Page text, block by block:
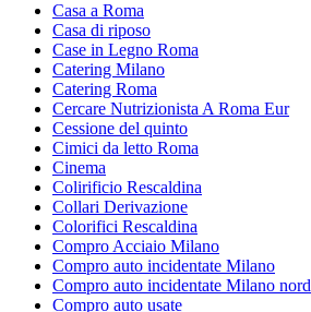
Casa a Roma
Casa di riposo
Case in Legno Roma
Catering Milano
Catering Roma
Cercare Nutrizionista A Roma Eur
Cessione del quinto
Cimici da letto Roma
Cinema
Colirificio Rescaldina
Collari Derivazione
Colorifici Rescaldina
Compro Acciaio Milano
Compro auto incidentate Milano
Compro auto incidentate Milano nord
Compro auto usate